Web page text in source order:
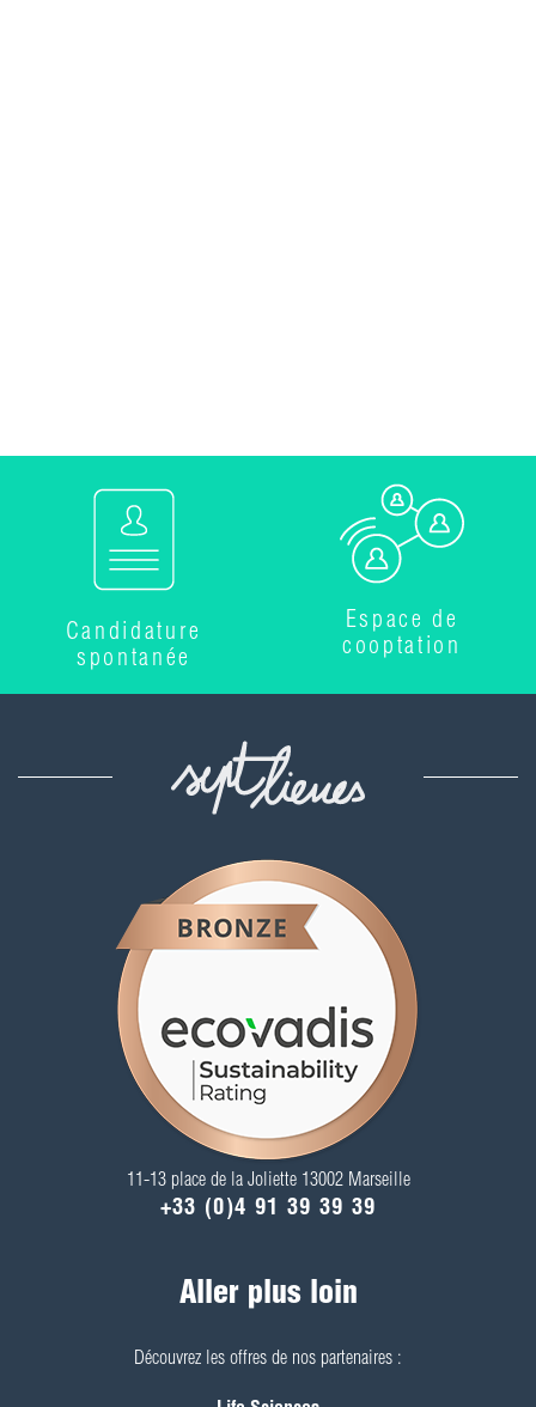
Candidature
spontanée
Espace de
cooptation
11-13 place de la Joliette 13002 Marseille
+33 (0)4 91 39 39 39
Aller plus loin
Découvrez les offres de nos partenaires :